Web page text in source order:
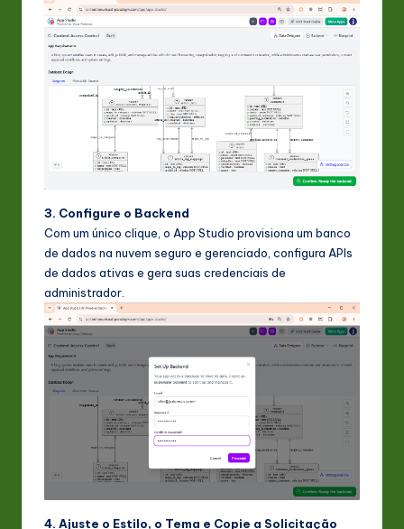
3. Configure o Backend
Com um único clique, o App Studio provisiona um banco
de dados na nuvem seguro e gerenciado, configura APIs
de dados ativas e gera suas credenciais de
administrador.
4. Ajuste o Estilo, o Tema e Copie a Solicitação